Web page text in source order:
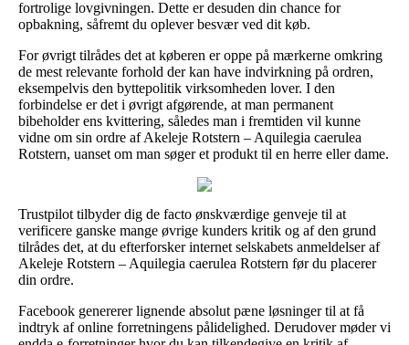
fortrolige lovgivningen. Dette er desuden din chance for
opbakning, såfremt du oplever besvær ved dit køb.
For øvrigt tilrådes det at køberen er oppe på mærkerne omkring
de mest relevante forhold der kan have indvirkning på ordren,
eksempelvis den byttepolitik virksomheden lover. I den
forbindelse er det i øvrigt afgørende, at man permanent
bibeholder ens kvittering, således man i fremtiden vil kunne
vidne om sin ordre af Akeleje Rotstern – Aquilegia caerulea
Rotstern, uanset om man søger et produkt til en herre eller dame.
Trustpilot tilbyder dig de facto ønskværdige genveje til at
verificere ganske mange øvrige kunders kritik og af den grund
tilrådes det, at du efterforsker internet selskabets anmeldelser af
Akeleje Rotstern – Aquilegia caerulea Rotstern før du placerer
din ordre.
Facebook genererer lignende absolut pæne løsninger til at få
indtryk af online forretningens pålidelighed. Derudover møder vi